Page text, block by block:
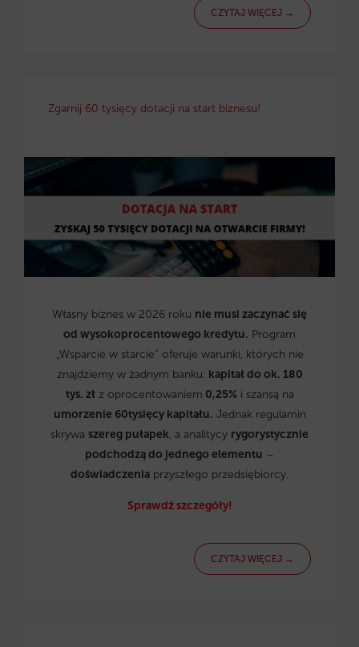
CZYTAJ WIĘCEJ →
Zgarnij 60 tysięcy dotacji na start biznesu!
Własny biznes w 2026 roku nie musi zaczynać się
od wysokoprocentowego kredytu. Program
„Wsparcie w starcie” oferuje warunki, których nie
znajdziemy w żadnym banku: kapitał do ok. 180
tys. zł z oprocentowaniem 0,25%i szansą na
umorzenie 60tysięcy kapitału. Jednak regulamin
skrywa szereg pułapek, a analitycy rygorystycznie
podchodzą do jednego elementu –
doświadczenia przyszłego przedsiębiorcy.
Sprawdź szczegóły!
CZYTAJ WIĘCEJ →